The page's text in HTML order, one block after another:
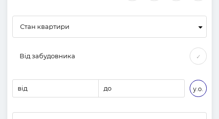
Стан квартири
Від забудовника ✓
від до у.о.